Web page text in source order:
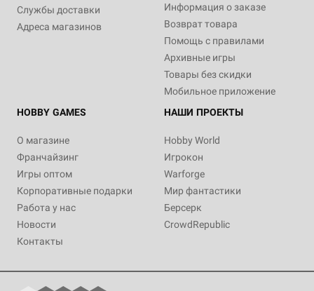
Службы доставки
Адреса магазинов
Информация о заказе
Возврат товара
Помощь с правилами
Архивные игры
Товары без скидки
Мобильное приложение
HOBBY GAMES
О магазине
Франчайзинг
Игры оптом
Корпоративные подарки
Работа у нас
Новости
Контакты
НАШИ ПРОЕКТЫ
Hobby World
Игрокон
Warforge
Мир фантастики
Берсерк
CrowdRepublic